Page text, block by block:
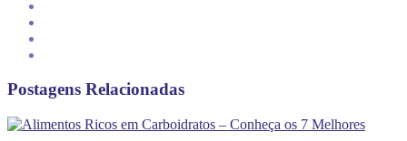
Postagens Relacionadas